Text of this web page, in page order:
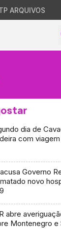
ARQUIVOS
dia de
com
Governo
novo
abre
Montenegro e